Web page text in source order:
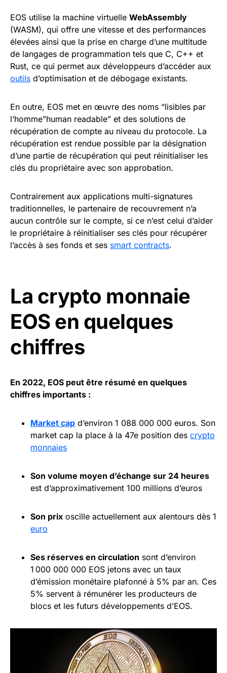
EOS utilise la machine virtuelle WebAssembly
(WASM), qui offre une vitesse et des performances
élevées ainsi que la prise en charge d’une multitude
de langages de programmation tels que C, C++ et
Rust, ce qui permet aux développeurs d’accéder aux
outils d’optimisation et de débogage existants.
En outre, EOS met en œuvre des noms “lisibles par
l’homme”human readable” et des solutions de
récupération de compte au niveau du protocole. La
récupération est rendue possible par la désignation
d’une partie de récupération qui peut réinitialiser les
clés du propriétaire avec son approbation.
Contrairement aux applications multi-signatures
traditionnelles, le partenaire de recouvrement n’a
aucun contrôle sur le compte, si ce n’est celui d’aider
le propriétaire à réinitialiser ses clés pour récupérer
l’accès à ses fonds et ses smart contracts.
La crypto monnaie
EOS en quelques
chiffres
En 2022, EOS peut être résumé en quelques
chiffres importants :
Market cap d’environ 1 088 000 000 euros. Son
market cap la place à la 47e position des crypto
monnaies
Son volume moyen d’échange sur 24 heures
est d’approximativement 100 millions d’euros
Son prix oscille actuellement aux alentours dès 1
euro
Ses réserves en circulation sont d’environ
1 000 000 000 EOS jetons avec un taux
d’émission monétaire plafonné à 5% par an. Ces
5% servent à rémunérer les producteurs de
blocs et les futurs développements d’EOS.